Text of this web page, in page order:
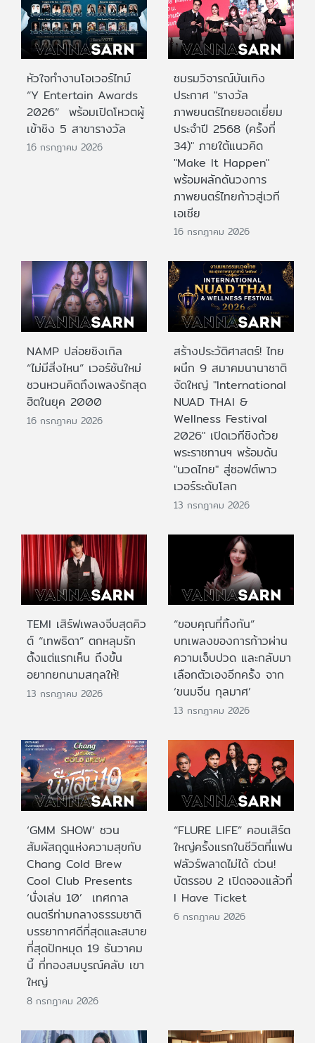
หัวใจทำงานโอเวอร์ไทม์
“Y Entertain Awards
2026” พร้อมเปิดโหวตผู้
เข้าชิง 5 สาขารางวัล
16 กรกฎาคม 2026
ชมรมวิจารณ์บันเทิง
ประกาศ "รางวัล
ภาพยนตร์ไทยยอดเยี่ยม
ประจําปี 2568 (ครั้งที่
34)" ภายใต้แนวคิด
"Make It Happen"
พร้อมผลักดันวงการ
ภาพยนตร์ไทยก้าวสู่เวที
เอเชีย
16 กรกฎาคม 2026
NAMP ปล่อยซิงเกิล
“ไม่มีสิ่งไหน” เวอร์ชันใหม่
ชวนหวนคิดถึงเพลงรักสุด
ฮิตในยุค 2000
16 กรกฎาคม 2026
สร้างประวัติศาสตร์! ไทย
ผนึก 9 สมาคมนานาชาติ
จัดใหญ่ "International
NUAD THAI &
Wellness Festival
2026" เปิดเวทีชิงถ้วย
พระราชทานฯ พร้อมดัน
"นวดไทย" สู่ซอฟต์พาว
เวอร์ระดับโลก
13 กรกฎาคม 2026
TEMI เสิร์ฟเพลงจีบสุดคิว
ต์ “เทพธิดา” ตกหลุมรัก
ตั้งแต่แรกเห็น ถึงขั้น
อยากยกนามสกุลให้!
13 กรกฎาคม 2026
“ขอบคุณที่ทิ้งกัน”
บทเพลงของการก้าวผ่าน
ความเจ็บปวด และกลับมา
เลือกตัวเองอีกครั้ง จาก
‘ขนมจีน กุลมาศ’
13 กรกฎาคม 2026
‘GMM SHOW’ ชวน
สัมผัสฤดูแห่งความสุขกับ
Chang Cold Brew
Cool Club Presents
‘นั่งเล่น 10’ เทศกาล
ดนตรีท่ามกลางธรรมชาติ
บรรยากาศดีที่สุดและสบาย
ที่สุดปักหมุด 19 ธันวาคม
นี้ ที่ทองสมบูรณ์คลับ เขา
ใหญ่
8 กรกฎาคม 2026
“FLURE LIFE” คอนเสิร์ต
ใหญ่ครั้งแรกในชีวิตที่แฟน
ฟลัวร์พลาดไม่ได้ ด่วน!
บัตรรอบ 2 เปิดจองแล้วที่
I Have Ticket
6 กรกฎาคม 2026